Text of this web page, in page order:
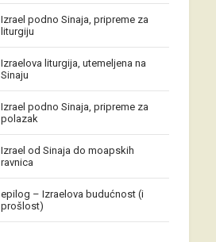
Izrael podno Sinaja, pripreme za
liturgiju
Izraelova liturgija, utemeljena na
Sinaju
Izrael podno Sinaja, pripreme za
polazak
Izrael od Sinaja do moapskih
ravnica
epilog – Izraelova budućnost (i
prošlost)